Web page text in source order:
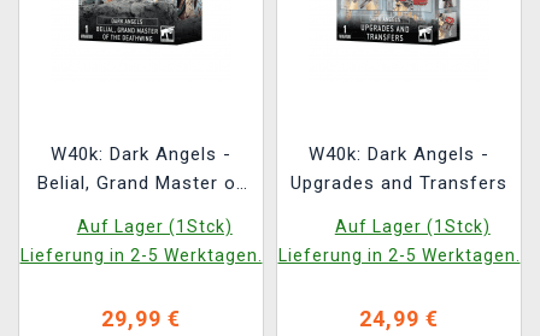
W40k: Dark Angels -
Belial, Grand Master of
Auf Lager (1Stck)
Lieferung in 2-5 Werktagen.
29,99 €
W40k: Dark Angels -
Upgrades and Transfers
Auf Lager (1Stck)
Lieferung in 2-5 Werktagen.
24,99 €